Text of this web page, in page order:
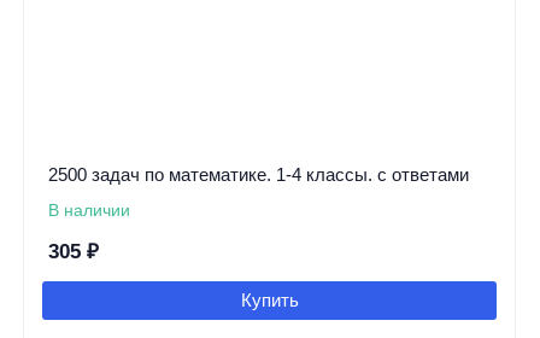
2500 задач по математике. 1-4 классы. с ответами
В наличии
305 ₽
Купить